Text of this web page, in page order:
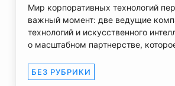
Мир корпоративных технологий
важный момент: две ведущие
технологий и искусственного
о масштабном партнерстве,
БЕЗ РУБРИКИ